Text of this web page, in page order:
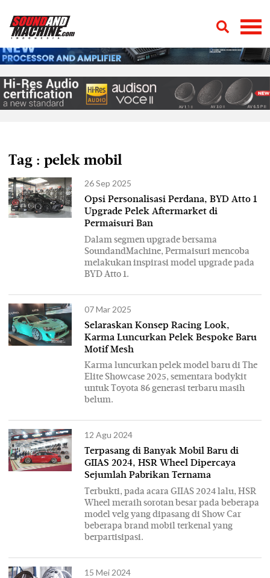
Tag : pelek mobil
26 Sep 2025
Opsi Personalisasi Perdana, BYD Atto 1
Upgrade Pelek Aftermarket di
Permaisuri Ban
Dalam segmen upgrade bersama
SoundandMachine, Permaisuri mencoba
melakukan inspirasi model upgrade pada
BYD Atto 1.
07 Mar 2025
Selaraskan Konsep Racing Look,
Karma Luncurkan Pelek Bespoke Baru
Motif Mesh
Karma luncurkan pelek model baru di The
Elite Showcase 2025, sementara bodykit
untuk Toyota 86 generasi terbaru masih
belum.
12 Agu 2024
Terpasang di Banyak Mobil Baru di
GIIAS 2024, HSR Wheel Dipercaya
Sejumlah Pabrikan Ternama
Terbukti, pada acara GIIAS 2024 lalu, HSR
Wheel meraih sorotan besar pada beberapa
model velg yang dipasang di Show Car
beberapa brand mobil terkenal yang
berpartisipasi.
15 Mei 2024